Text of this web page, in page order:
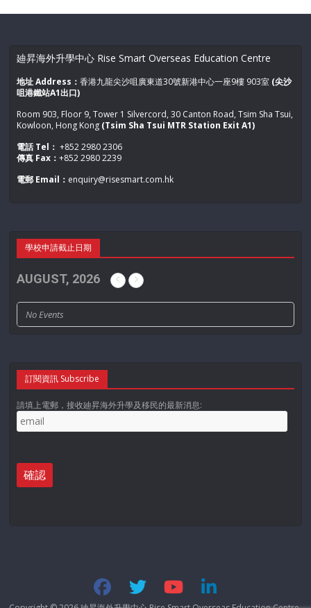
廸昇海外升學中心 Rise Smart Overseas Education Centre
地址 Address：香港九龍尖沙咀廣東道30號新港中心一座9樓 903室 (尖沙
咀港鐵站A1出口)
Room 903, Floor 9, Tower 1 Silvercord, 30 Canton Road, Tsim Sha Tsui,
Kowloon, Hong Kong (Tsim Sha Tsui MTR Station Exit A1)
電話 Tel： +852 2980 2306
傳真 Fax：+852 2980 2239
電郵 Email： enquiry@risesmart.com.hk
學校申請截止日期
AUGUST, 2026
No Events
訂閱資訊 Subscribe
請填上電郵，接收廸昇海外升學及移民的最新消息: